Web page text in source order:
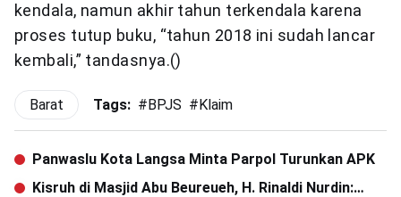
kendala, namun akhir tahun terkendala karena
proses tutup buku, “tahun 2018 ini sudah lancar
kembali,” tandasnya.()
Barat Tags: #BPJS #Klaim
Panwaslu Kota Langsa Minta Parpol Turunkan APK
Kisruh di Masjid Abu Beureueh, H. Rinaldi Nurdin: